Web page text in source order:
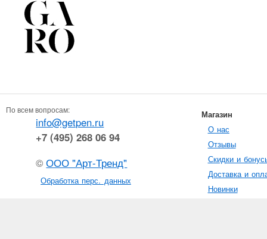
По всем вопросам:
info@getpen.ru
+7 (495) 268 06 94
©ООО "Арт-Тренд"
Обработка перс. данных
Магазин
О нас
Отзывы
Скидки и
Доставка и
Новинки